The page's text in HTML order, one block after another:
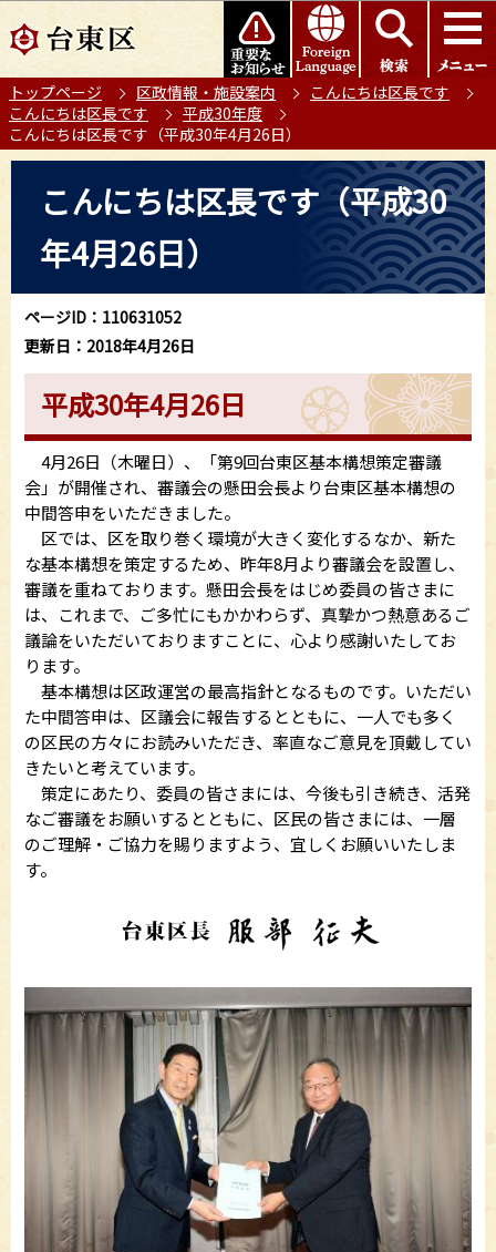
の
ー
ジ
の
このページの本文へ移動
トップページ 区政情報・施設案内
こんにちは区長です
こんにちは区長です
平成30年度
こんにちは区長です（平成30年4月26日）
ら
こんにちは区長です（平成30
年4月26日）
ページID：110631052
更新日：2018年4月26日
平成30年4月26日
4月26日（木曜日）、「第9回台東区基本構想策定審議
会」が開催され、審議会の懸田会長より台東区基本構想の
中間答申をいただきました。
区では、区を取り巻く環境が大きく変化するなか、新た
な基本構想を策定するため、昨年8月より審議会を設置し、
審議を重ねております。懸田会長をはじめ委員の皆さまに
は、これまで、ご多忙にもかかわらず、真摯かつ熱意あるご
議論をいただいておりますことに、心より感謝いたしてお
ります。
基本構想は区政運営の最高指針となるものです。いただい
た中間答申は、区議会に報告するとともに、一人でも多く
の区民の方々にお読みいただき、率直なご意見を頂戴してい
きたいと考えています。
策定にあたり、委員の皆さまには、今後も引き続き、活発
なご審議をお願いするとともに、区民の皆さまには、一層
のご理解・ご協力を賜りますよう、宜しくお願いいたしま
す。